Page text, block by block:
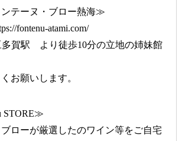
テーヌ・ブロー熱海≫
fontenu-atami.com/
賀駅 より徒歩10分の立地の姉妹館
お願いします。
STORE≫
ローが厳選したのワイン等をご自宅